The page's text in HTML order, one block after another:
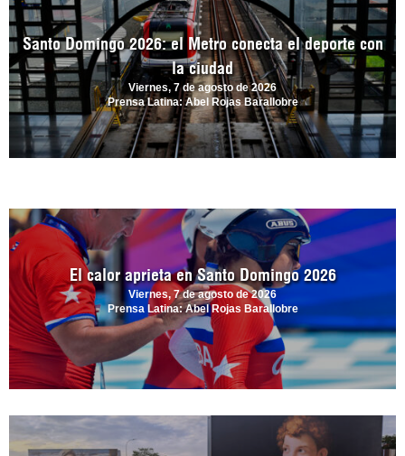
Santo Domingo 2026: el Metro conecta el deporte con
la ciudad
Viernes, 7 de agosto de 2026
Prensa Latina: Abel Rojas Barallobre
El calor aprieta en Santo Domingo 2026
Viernes, 7 de agosto de 2026
Prensa Latina: Abel Rojas Barallobre